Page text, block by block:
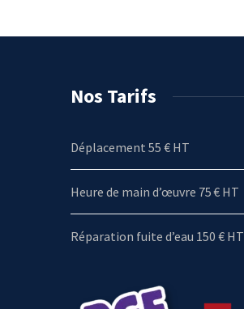
Nos Tarifs
Déplacement 55 € HT
Heure de main d’œuvre 75 € HT
Réparation fuite d’eau 150 € HT